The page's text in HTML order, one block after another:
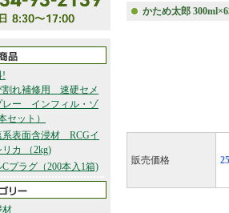
!
割れ補修用 速硬セメ
レー インフィル・ゾ
セット）
系表面含浸材 RCGイ
カ （2kg)
プラグ（200本入1箱)
材
かため太郎
販売価格